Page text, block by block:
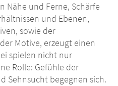
Nähe und Ferne, Schärfe
und Ebenen,
sowie der
Motive, erzeugt einen
spielen nicht nur
Rolle: Gefühle der
Sehnsucht begegnen sich.